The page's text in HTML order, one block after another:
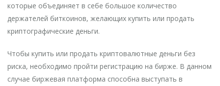
которые объединяет в себе большое количество
держателей биткоинов, желающих купить или продать
криптографические деньги.
Чтобы купить или продать криптовалютные деньги без
риска, необходимо пройти регистрацию на бирже. В данном
случае биржевая платформа способна выступать в